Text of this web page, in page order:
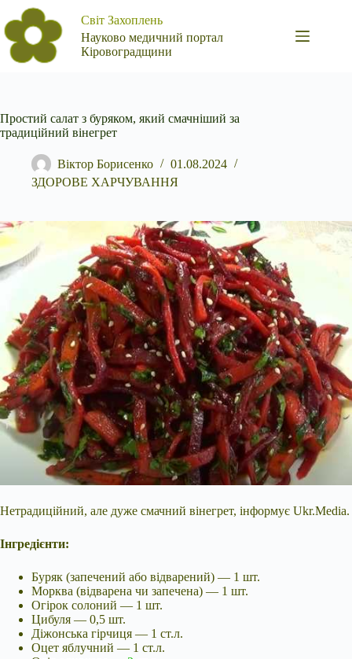
Перейти
до
вмісту
Світ Захоплень
Науково медичний портал
Кіровоградщини
Простий салат з буряком, який смачніший за
традиційний вінегрет
Віктор Борисенко
01.08.2024
ЗДОРОВЕ ХАРЧУВАННЯ
Нетрадиційний, але дуже смачний вінегрет, інформує Ukr.Media.
Інгредієнти:
Буряк (запечений або відварений) — 1 шт.
Морква (відварена чи запечена) — 1 шт.
Огірок солоний — 1 шт.
Цибуля — 0,5 шт.
Діжонська гірчиця — 1 ст.л.
Оцет яблучний — 1 ст.л.